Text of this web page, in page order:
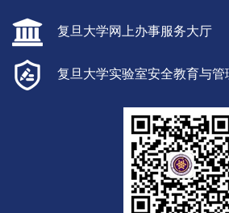
复旦大学网上办事服务大厅
复旦大学实验室安全教育与管